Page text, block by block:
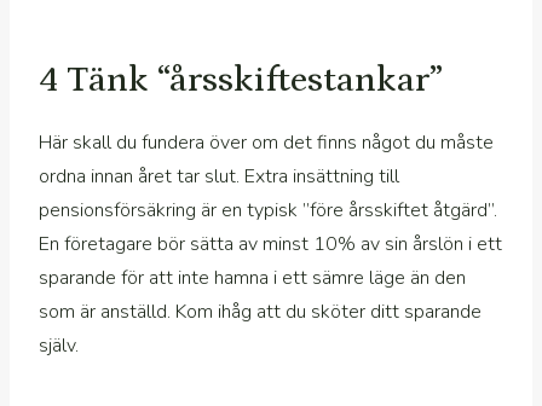
4 Tänk “årsskiftestankar”
Här skall du fundera över om det finns något du måste
ordna innan året tar slut. Extra insättning till
pensionsförsäkring är en typisk ”före årsskiftet åtgärd”.
En företagare bör sätta av minst 10% av sin årslön i ett
sparande för att inte hamna i ett sämre läge än den
som är anställd. Kom ihåg att du sköter ditt sparande
själv.